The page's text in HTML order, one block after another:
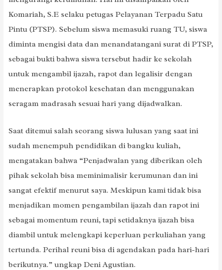
Komariah, S.E selaku petugas Pelayanan Terpadu Satu
Pintu (PTSP). Sebelum siswa memasuki ruang TU, siswa
diminta mengisi data dan menandatangani surat di PTSP,
sebagai bukti bahwa siswa tersebut hadir ke sekolah
untuk mengambil ijazah, rapot dan legalisir dengan
menerapkan protokol kesehatan dan menggunakan
seragam madrasah sesuai hari yang dijadwalkan.
Saat ditemui salah seorang siswa lulusan yang saat ini
sudah menempuh pendidikan di bangku kuliah,
mengatakan bahwa “Penjadwalan yang diberikan oleh
pihak sekolah bisa meminimalisir kerumunan dan ini
sangat efektif menurut saya. Meskipun kami tidak bisa
menjadikan momen pengambilan ijazah dan rapot ini
sebagai momentum reuni, tapi setidaknya ijazah bisa
diambil untuk melengkapi keperluan perkuliahan yang
tertunda. Perihal reuni bisa di agendakan pada hari-hari
berikutnya.” ungkap Deni Agustian.